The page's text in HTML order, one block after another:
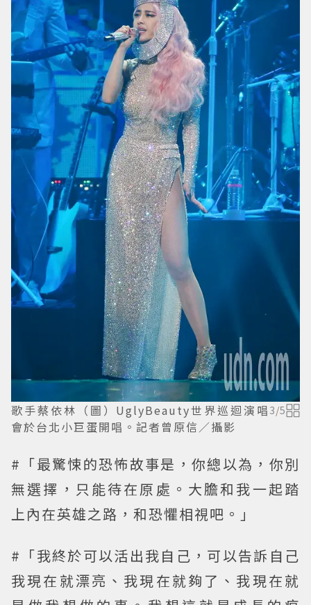
歌手蔡依林（圖）UglyBeauty世界巡迴演唱
會於台北小巨蛋開唱。記者曾原信／攝影
3/5
#「最驚悚的恐怖故事是，你總以為，你別
無選擇，只能待在原處。大膽和我一起踏
上內在英雄之路，和恐懼相視吧。」
#「我終於可以活出我自己，可以告訴自己
我現在就漂亮、我現在就夠了、我現在就